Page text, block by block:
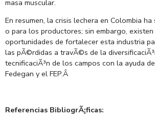
masa muscular.
En resumen, la crisis lechera en Colombia
o para los productores; sin embargo,
oportunidades de fortalecer esta industria
las pÃ©rdidas a travÃ©s de la
tecnificaciÃ³n de los campos con la ayuda
Fedegan y el FEP.Â
Referencias BibliogrÃ¡ficas: